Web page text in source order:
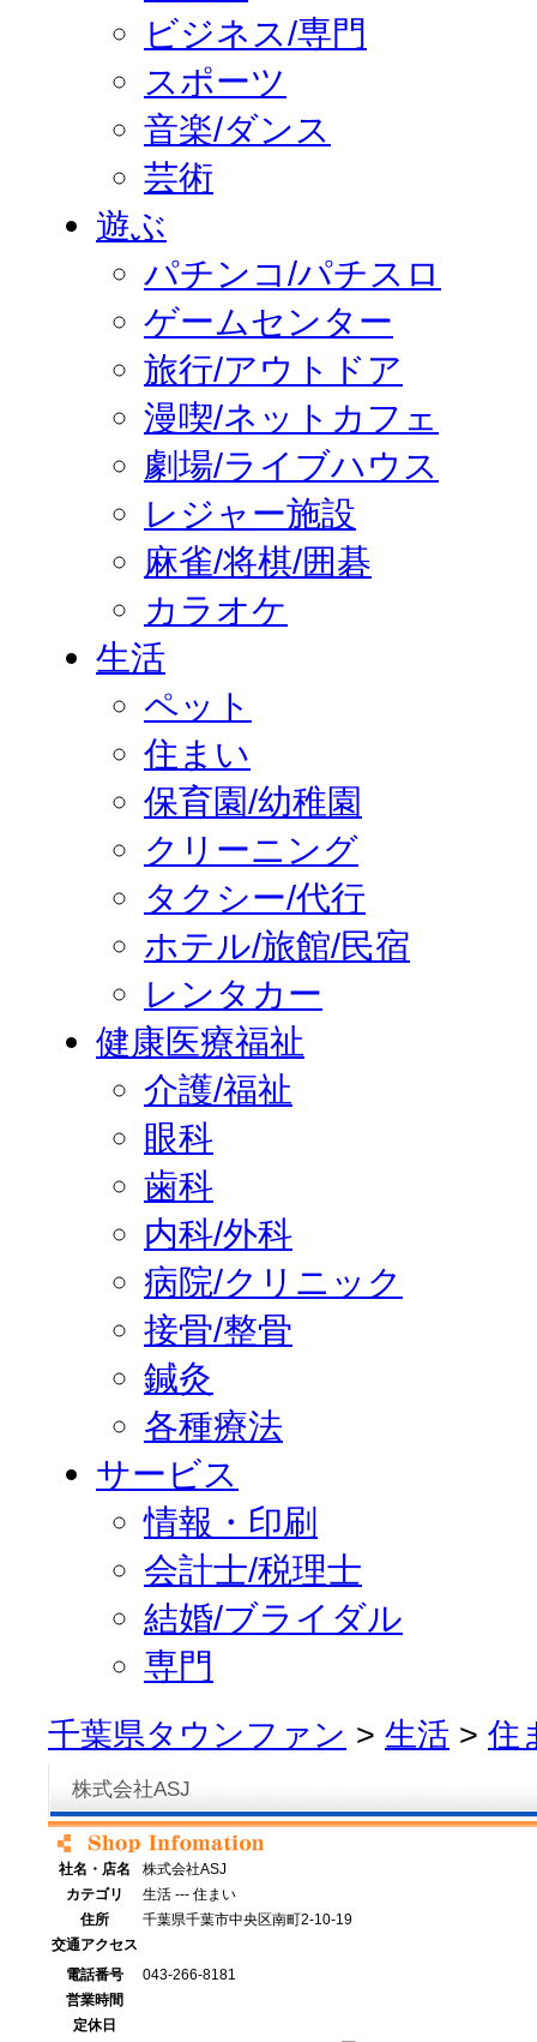
ビジネス/専門
スポーツ
音楽/ダンス
芸術
遊ぶ
パチンコ/パチスロ
ゲームセンター
旅行/アウトドア
漫喫/ネットカフェ
劇場/ライブハウス
レジャー施設
麻雀/将棋/囲碁
カラオケ
生活
ペット
住まい
保育園/幼稚園
クリーニング
タクシー/代行
ホテル/旅館/民宿
レンタカー
健康医療福祉
介護/福祉
眼科
歯科
内科/外科
病院/クリニック
接骨/整骨
鍼灸
各種療法
サービス
情報・印刷
会計士/税理士
結婚/ブライダル
専門
千葉県タウンファン > 生活 > 住
株式会社ASJ
社名・店名
株式会社ASJ
カテゴリ
生活 --- 住まい
住所
千葉県千葉市中央区南町2-10-19
交通アクセス
電話番号
043-266-8181
営業時間
定休日